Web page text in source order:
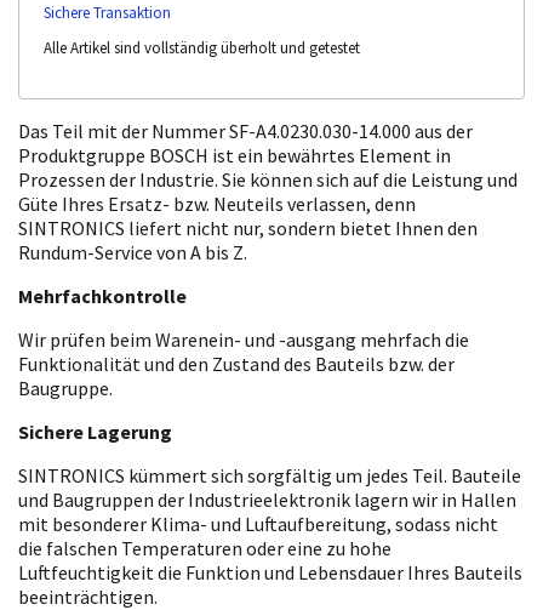
Sichere Transaktion
Alle Artikel sind vollständig überholt und getestet
Das Teil mit der Nummer SF-A4.0230.030-14.000 aus der
Produktgruppe BOSCH ist ein bewährtes Element in
Prozessen der Industrie. Sie können sich auf die Leistung und
Güte Ihres Ersatz- bzw. Neuteils verlassen, denn
SINTRONICS liefert nicht nur, sondern bietet Ihnen den
Rundum-Service von A bis Z.
Mehrfachkontrolle
Wir prüfen beim Warenein- und -ausgang mehrfach die
Funktionalität und den Zustand des Bauteils bzw. der
Baugruppe.
Sichere Lagerung
SINTRONICS kümmert sich sorgfältig um jedes Teil. Bauteile
und Baugruppen der Industrieelektronik lagern wir in Hallen
mit besonderer Klima- und Luftaufbereitung, sodass nicht
die falschen Temperaturen oder eine zu hohe
Luftfeuchtigkeit die Funktion und Lebensdauer Ihres Bauteils
beeinträchtigen.